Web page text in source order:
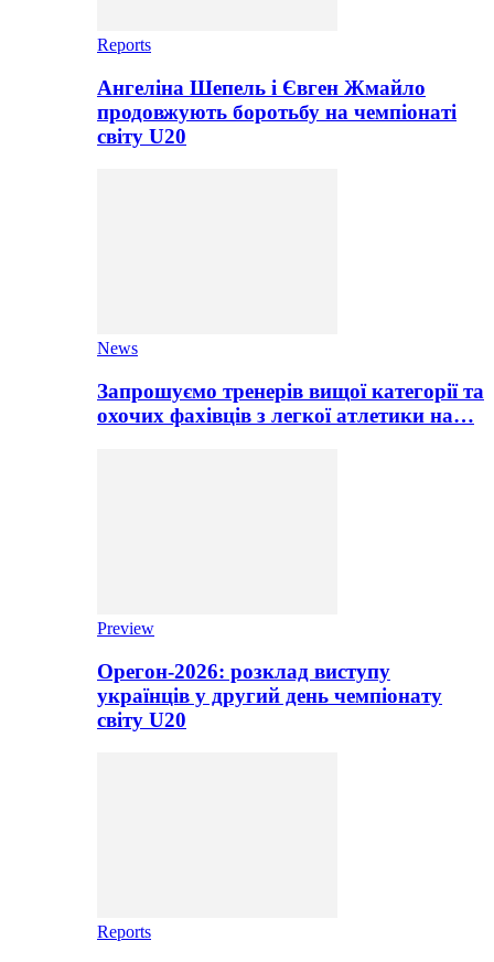
Reports
Ангеліна Шепель і Євген Жмайло
продовжують боротьбу на чемпіонаті
світу U20
News
Запрошуємо тренерів вищої категорії та
охочих фахівців з легкої атлетики на…
Preview
Орегон-2026: розклад виступу
українців у другий день чемпіонату
світу U20
Reports